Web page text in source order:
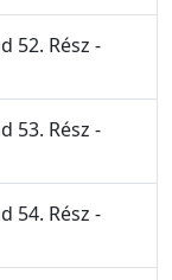
52. Rész -
53. Rész -
54. Rész -